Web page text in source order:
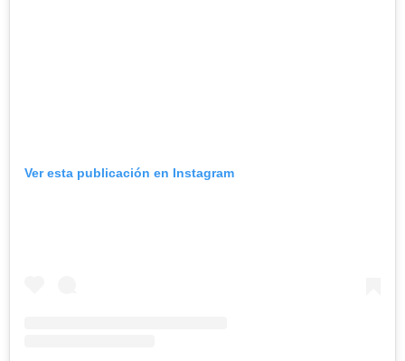
Ver esta publicación en Instagram